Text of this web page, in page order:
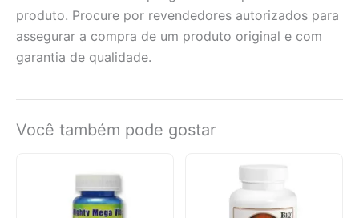
produto. Procure por revendedores autorizados para
assegurar a compra de um produto original e com
garantia de qualidade.
Você também pode gostar